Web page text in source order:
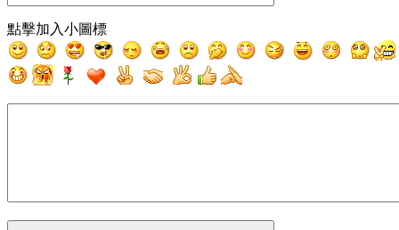
點擊加入小圖標